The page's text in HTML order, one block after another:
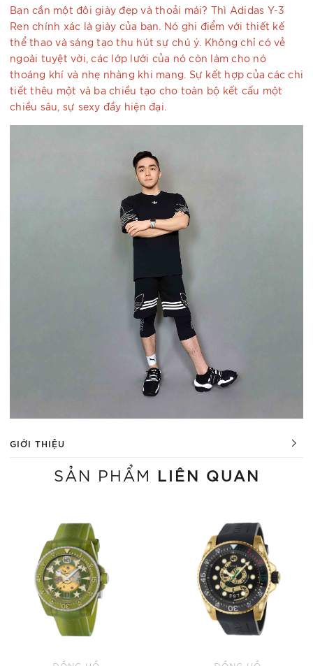
Bạn cần một đôi giày đẹp và thoải mái? Thì Adidas Y-3
Ren chính xác là giày của bạn. Nó ghi điểm với thiết kế
thể thao và sáng tạo thu hút sự chú ý. Không chỉ có vẻ
ngoài tuyệt vời, các lớp lưới của nó còn làm cho nó
thoáng khí và nhẹ nhàng khi mang. Sự kết hợp của các chi
tiết thêu một và ba chiều tạo cho toàn bộ kết cấu một
chiều sâu, sự sexy đầy hiện đại.
GIỚI THIỆU
SẢN PHẨM LIÊN QUAN